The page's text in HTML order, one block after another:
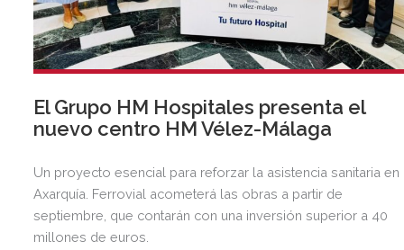
El Grupo HM Hospitales presenta el
nuevo centro HM Vélez-Málaga
Un proyecto esencial para reforzar la asistencia sanitaria en
Axarquía. Ferrovial acometerá las obras a partir de
septiembre, que contarán con una inversión superior a 40
millones de euros.